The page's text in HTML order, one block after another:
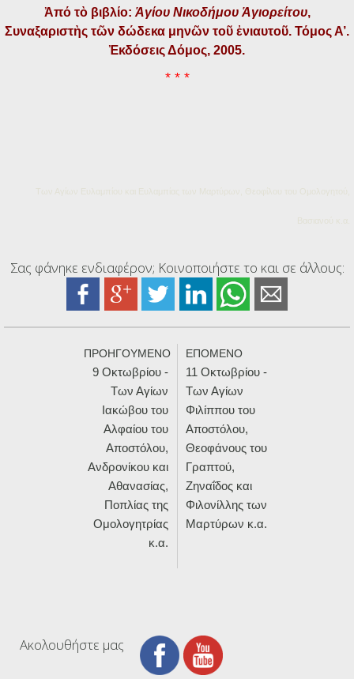
Ἀπό τὸ βιβλίο: Ἁγίου Νικοδήμου Ἁγιορείτου,
Συναξαριστὴς τῶν δώδεκα μηνῶν τοῦ ἐνιαυτοῦ. Τόμος Α’.
Ἐκδόσεις Δόμος, 2005.
* * *
Των Αγίων Ευλαμπίου και Ευλαμπίας των Μαρτύρων, Θεοφίλου του Ομολογητού,
Βασιανού κ.α.
Σας φάνηκε ενδιαφέρον; Κοινοποιήστε το και σε άλλους:
ΠΡΟΗΓΟΥΜΕΝΟ
9 Οκτωβρίου -
Των Αγίων
Ιακώβου του
Αλφαίου του
Αποστόλου,
Ανδρονίκου και
Αθανασίας,
Ποπλίας της
Ομολογητρίας
κ.α.
ΕΠΟΜΕΝΟ
11 Οκτωβρίου -
Των Αγίων
Φιλίππου του
Αποστόλου,
Θεοφάνους του
Γραπτού,
Ζηναΐδος και
Φιλονίλλης των
Μαρτύρων κ.α.
Ακολουθήστε μας